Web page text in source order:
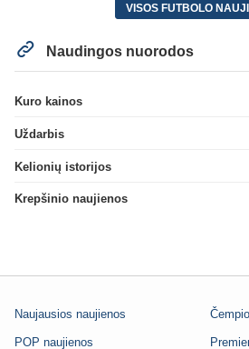
VISOS FUTBOLO
Naudingos nuorodos
Kuro kainos
Uždarbis
Kelionių istorijos
Krepšinio naujienos
Naujausios naujienos
POP naujienos